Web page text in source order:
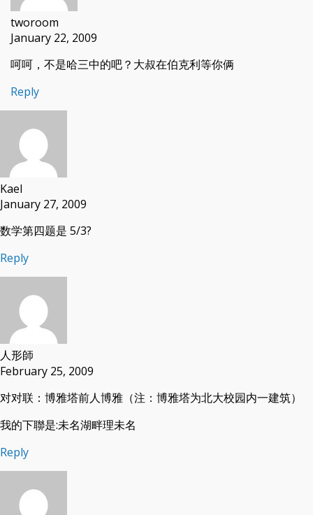
tworoom
January 22, 2009
呵呵，不是哈三中的吧？大叔在伯克利等你俩
Reply
Kael
January 27, 2009
数学第四题是 5/3?
Reply
人形師
February 25, 2009
对对联：博雅塔前人博雅（注：博雅塔为北大校园内一建筑）
我的下聯是:未名湖畔理未名
Reply